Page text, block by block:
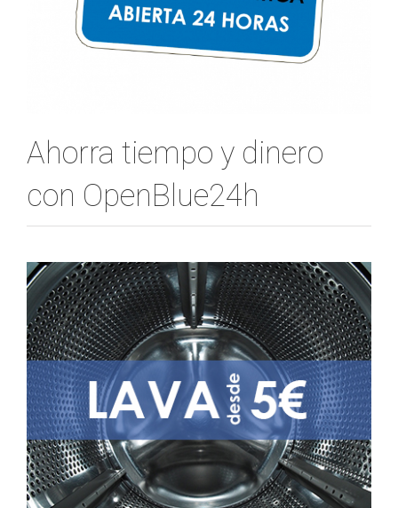
Ahorra tiempo y dinero
con OpenBlue24h